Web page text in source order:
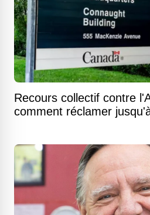
Recours collectif contre
comment réclamer